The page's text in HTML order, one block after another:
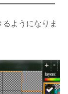
ようになりま